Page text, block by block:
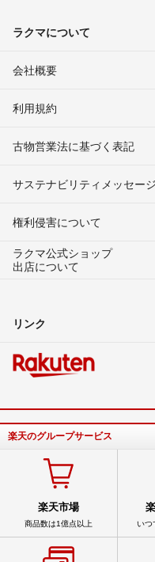
ラクマについて
会社概要
利用規約
古物営業法に基づく表記
サステナビリティメッセージ
権利侵害について
ラクマ公式ショップ
出店について
リンク
楽天のグループサービス
楽天市場
商品数は1億点以上 いつ